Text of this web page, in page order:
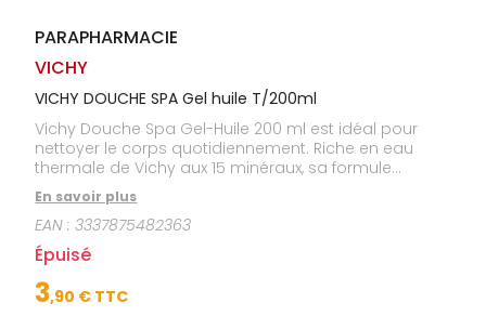
PARAPHARMACIE
VICHY
VICHY DOUCHE SPA Gel huile T/200ml
Vichy Douche Spa Gel-Huile 200 ml est idéal pour
nettoyer le corps quotidiennement. Riche en eau
thermale de Vichy aux 15 minéraux, sa formule
lavante hydratante est aussi riche en magnésium,
zinc et cuivre. Elle permet de nettoyer la peau en
douceur, mais aussi de l'hydrater, de l'illuminer et de
l'embellir chaque jour. Ce Gel-Huile est très agréable
à utiliser, convient à toutes les peaux même
sensibles et peut être utilisé quotidiennement. Sans
paraben. Hypoallergénique.
En savoir plus
EAN :3337875482363
Épuisé
3,90 € TTC